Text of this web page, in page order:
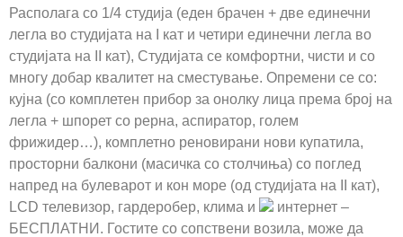
Располага со 1/4 студија (еден брачен + две единечни
легла во студијата на I кат и четири единечни легла во
студијата на II кат), Студијата се комфортни, чисти и со
многу добар квалитет на сместување. Опремени се со:
кујна (со комплетен прибор за онолку лица према број на
легла + шпорет со рерна, аспиратор, голем
фрижидер…), комплетно реновирани нови купатила,
просторни балкони (масичка со столчиња) со поглед
напред на булеварот и кон море (од студијата на II кат),
LCD телевизор, гардеробер, клима и
интернет –
БЕСПЛАТНИ. Гостите со сопствени возила, може да